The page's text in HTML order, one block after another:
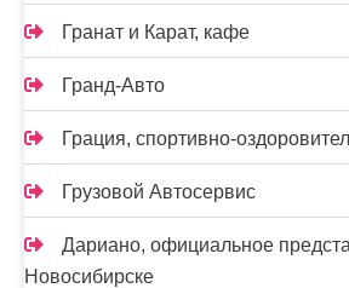
Гранат и Карат, кафе
Гранд-Авто
Грация, спортивно-
Грузовой Автосервис
Дариано, официальное
Новосибирске